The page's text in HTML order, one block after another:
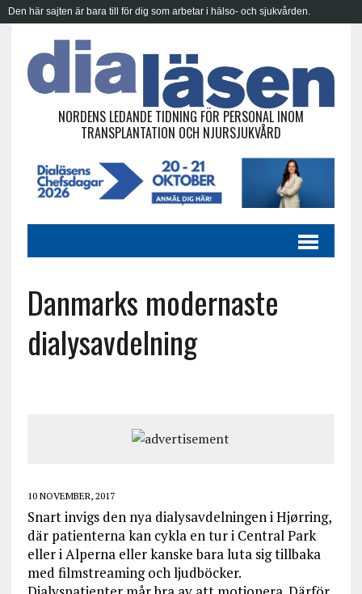
Den här sajten är bara till för dig som arbetar i hälso- och sjukvården.
NORDENS LEDANDE TIDNING FÖR PERSONAL INOM
TRANSPLANTATION OCH NJURSJUKVÅRD
Danmarks modernaste
dialysavdelning
10 NOVEMBER, 2017
Snart invigs den nya dialysavdelningen i Hjørring,
där patienterna kan cykla en tur i Central Park
eller i Alperna eller kanske bara luta sig tillbaka
med filmstreaming och ljudböcker.